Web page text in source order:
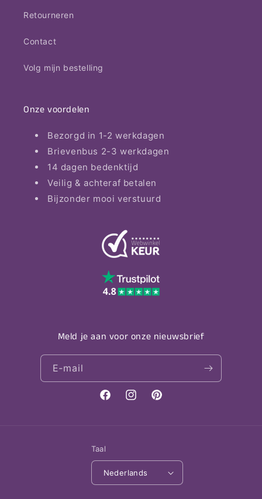
Retourneren
Contact
Volg mijn bestelling
Onze voordelen
Bezorgd in 1-2 werkdagen
Brievenbus 2-3 werkdagen
14 dagen bedenktijd
Veilig & achteraf betalen
Bijzonder mooi verstuurd
Meld je aan voor onze nieuwsbrief
E‑mail
FacebookInstagramPinterest
Taal
Nederlands